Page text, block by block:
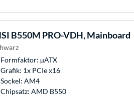
B550M PRO-VDH, Mainboard
Formfaktor: µATX
Grafik: 1x PCIe x16
Sockel: AM4
Chipsatz: AMD B550